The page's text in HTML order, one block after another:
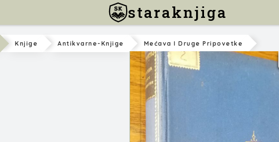
staraknjiga
Knjige Antikvarne-Knjige Mećava I Druge Pripovetke